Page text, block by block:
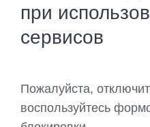
при
сервисов
Пожалуйста,
воспользуйтесь